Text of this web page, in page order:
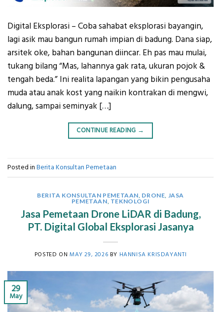
Digital Eksplorasi – Coba sahabat eksplorasi bayangin,
lagi asik mau bangun rumah impian di badung. Dana siap,
arsitek oke, bahan bangunan diincar. Eh pas mau mulai,
tukang bilang “Mas, lahannya gak rata, ukuran pojok &
tengah beda.” Ini realita lapangan yang bikin pengusaha
muda atau anak kost yang naikin kontrakan di mengwi,
dalung, sampai seminyak […]
CONTINUE READING →
Posted in Berita Konsultan Pemetaan
BERITA KONSULTAN PEMETAAN DRONE JASA
PEMETAAN TEKNOLOGI
Jasa Pemetaan Drone LiDAR di Badung,
PT. Digital Global Eksplorasi Jasanya
POSTED ON MAY 29, 2026 BY HANNISA KRISDAYANTI
29
May